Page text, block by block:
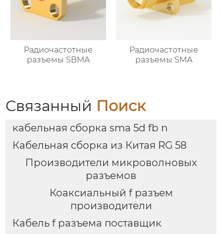
Радиочастотные
разъемы SBMA
Радиочастотные
разъемы SMA
Связанный Поиск
кабельная сборка sma 5d fb n
Кабельная сборка из Китая RG 58
Производители микроволновых
разъемов
Коаксиальный f разъем
производители
Кабель f разъема поставщик